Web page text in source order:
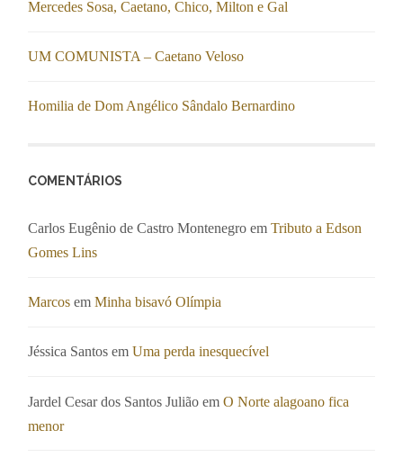
Mercedes Sosa, Caetano, Chico, Milton e Gal
UM COMUNISTA – Caetano Veloso
Homilia de Dom Angélico Sândalo Bernardino
COMENTÁRIOS
Carlos Eugênio de Castro Montenegro emTributo a Edson
Gomes Lins
Marcos emMinha bisavó Olímpia
Jéssica Santos emUma perda inesquecível
Jardel Cesar dos Santos Julião emO Norte alagoano fica
menor